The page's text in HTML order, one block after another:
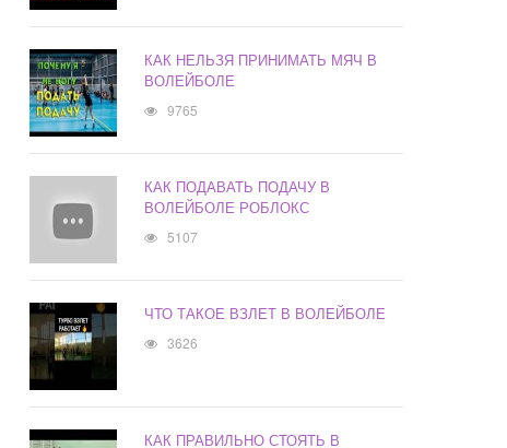
КАК НЕЛЬЗЯ ПРИНИМАТЬ МЯЧ В
ВОЛЕЙБОЛЕ
9765
КАК ПОДАВАТЬ ПОДАЧУ В
ВОЛЕЙБОЛЕ РОБЛОКС
5107
ЧТО ТАКОЕ ВЗЛЕТ В ВОЛЕЙБОЛЕ
3626
КАК ПРАВИЛЬНО СТОЯТЬ В